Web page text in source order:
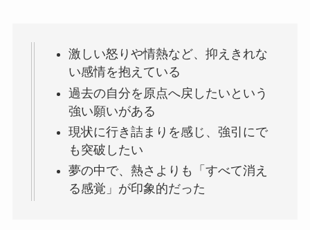
激しい怒りや情熱など、抑えきれな
い感情を抱えている
過去の自分を原点へ戻したいという
強い願いがある
現状に行き詰まりを感じ、強引にで
も突破したい
夢の中で、熱さよりも「すべて消え
る感覚」が印象的だった